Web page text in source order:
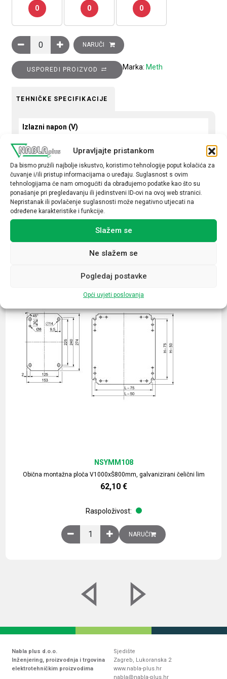
Upravljajte pristankom
Da bismo pružili najbolje iskustvo, koristimo tehnologije poput kolačića za
čuvanje i/ili pristup informacijama o uređaju. Suglasnost s ovim
tehnologijama će nam omogućiti da obrađujemo podatke kao što su
ponašanje pri pregledavanju ili jedinstveni ID-ovi na ovoj web stranici.
Nepristanak ili povlačenje suglasnosti može negativno utjecati na
određene karakteristike i funkcije.
Slažem se
Ne slažem se
Pogledaj postavke
Opći uvjeti poslovanja
0 0 0
Transformator naponski 230-400/24V, 50VA količina
NARUČI
USPOREDI PROIZVOD Marka: Meth
TEHNIČKE SPECIFIKACIJE
Izlazni napon (V)
230-400/24
Snaga (VA)
50
Povezani proizvodi
Obična montažna ploča V1000xŠ800mm, galvanizirani čelični lim
NSYMM108
62,10 €
Raspoloživost:
Obična montažna ploča V1000xŠ800mm,
NARUČI
Nabla plus d.o.o.
Inženjering, proizvodnja i trgovina
elektrotehničkim proizvodima
Sjedište
Zagreb, Lukoranska 2
www.nabla-plus.hr
nabla@nabla-plus.hr